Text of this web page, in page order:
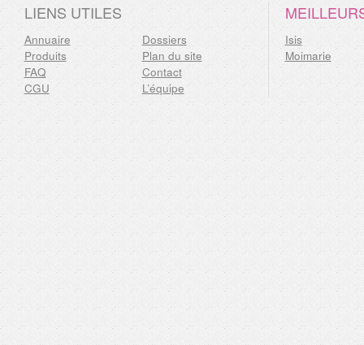
LIENS UTILES
Annuaire
Dossiers
Produits
Plan du site
FAQ
Contact
CGU
L’équipe
Isis
Moimarie